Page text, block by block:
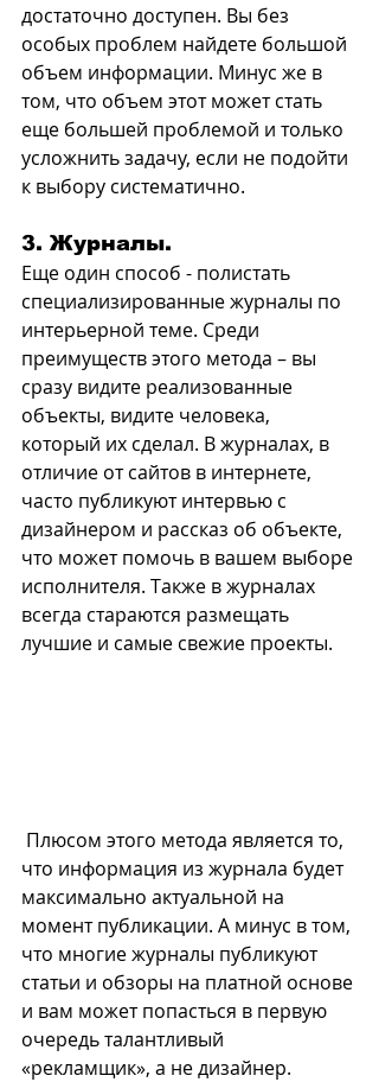
достаточно доступен. Вы без
особых проблем найдете большой
объем информации. Минус же в
том, что объем этот может стать
еще большей проблемой и только
усложнить задачу, если не подойти
к выбору систематично.
3. Журналы.
Еще один способ - полистать
специализированные журналы по
интерьерной теме. Среди
преимуществ этого метода – вы
сразу видите реализованные
объекты, видите человека,
который их сделал. В журналах, в
отличие от сайтов в интернете,
часто публикуют интервью с
дизайнером и рассказ об объекте,
что может помочь в вашем выборе
исполнителя. Также в журналах
всегда стараются размещать
лучшие и самые свежие проекты.
что информация из журнала будет
максимально актуальной на
момент публикации. А минус в том,
что многие журналы публикуют
статьи и обзоры на платной основе
и вам может попасться в первую
очередь талантливый
«рекламщик», а не дизайнер.